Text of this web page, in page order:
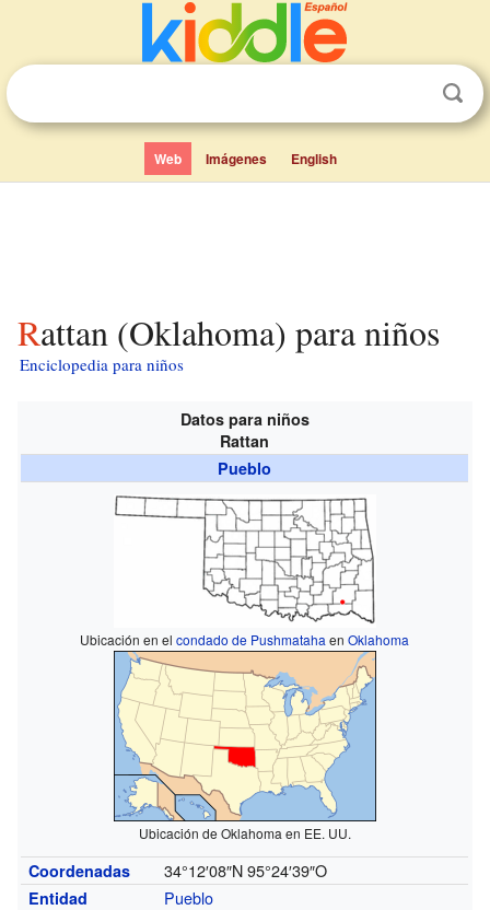
Web Imágenes English
Rattan (Oklahoma) para niños
Enciclopedia para niños
Datos para niños
Rattan
Pueblo
Ubicación en elcondado de Pushmataha enOklahoma
Ubicación de Oklahoma en EE. UU.
Coordenadas 34°12′08″N 95°24′39″O
Entidad
Pueblo